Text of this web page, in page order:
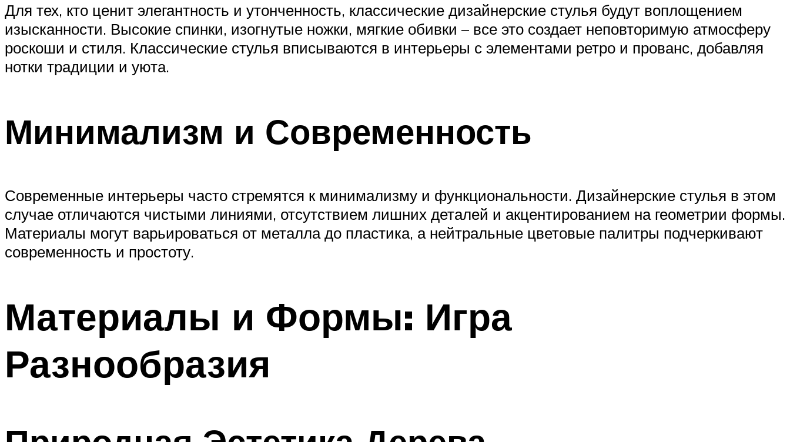
Для тех, кто ценит элегантность и утонченность, классические дизайнерские стулья будут воплощением
изысканности. Высокие спинки, изогнутые ножки, мягкие обивки – все это создает неповторимую атмосферу
роскоши и стиля. Классические стулья вписываются в интерьеры с элементами ретро и прованс, добавляя
нотки традиции и уюта.
Минимализм и Современность
Современные интерьеры часто стремятся к минимализму и функциональности. Дизайнерские стулья в этом
случае отличаются чистыми линиями, отсутствием лишних деталей и акцентированием на геометрии формы.
Материалы могут варьироваться от металла до пластика, а нейтральные цветовые палитры подчеркивают
современность и простоту.
Материалы и Формы: Игра
Разнообразия